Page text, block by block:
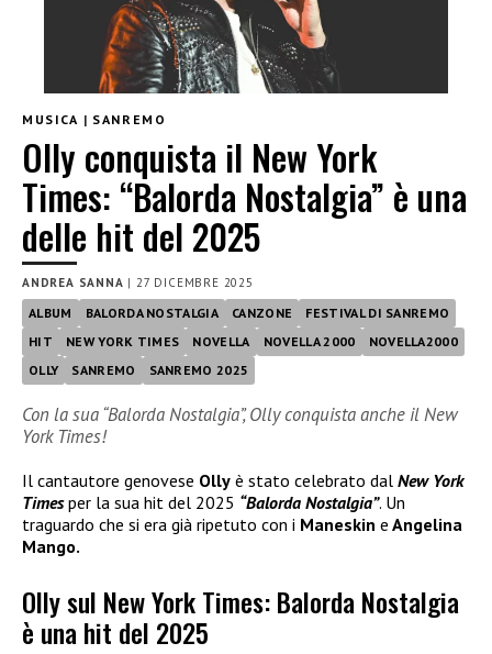
MUSICA | SANREMO
Olly conquista il New York
Times: “Balorda Nostalgia” è una
delle hit del 2025
ANDREA SANNA |27 DICEMBRE 2025
ALBUM BALORDA NOSTALGIA CANZONE
FESTIVAL DI SANREMO
HIT
NEW YORK TIMES NOVELLA NOVELLA 2000
NOVELLA2000
OLLY
SANREMO SANREMO 2025
Con la sua “Balorda Nostalgia”, Olly conquista anche il New
York Times!
Il cantautore genovese Olly è stato celebrato dal New York
Timesper la sua hit del 2025 “Balorda Nostalgia”. Un
traguardo che si era già ripetuto con i Maneskin e Angelina
Mango.
Olly sul New York Times: Balorda Nostalgia
è una hit del 2025